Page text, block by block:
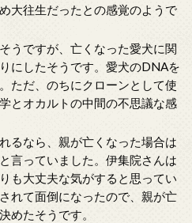
大往生だったとの感覚のようで
うですが、亡くなった愛犬に関
にしたそうです。愛犬のDNAを
ただ、のちにクローンとして使
とオカルトの中間の不思議な感
るなら、親が亡くなった場合は
言っていました。伊集院さんは
も大丈夫な気がすると思ってい
れて面倒になったので、親が亡
めたそうです。